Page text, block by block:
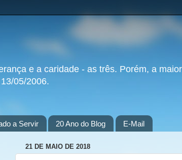
e a caridade - as três. Porém, a
05/2006.
a Servir 20 Ano do Blog E-Mail
21 DE MAIO DE 2018